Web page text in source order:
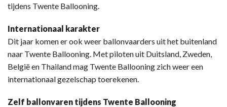
tijdens Twente Ballooning.
Internationaal karakter
Dit jaar komen er ook weer ballonvaarders uit het buitenland
naar Twente Ballooning. Met piloten uit Duitsland, Zweden,
België en Thailand mag Twente Ballooning zich weer een
internationaal gezelschap toerekenen.
Zelf ballonvaren tijdens Twente Ballooning